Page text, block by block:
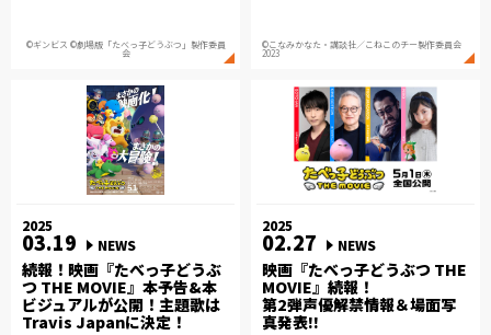
©ギンビス ©劇場版「たべっ子どうぶつ」製作委員
会
©こなみかなた・講談社／こねこのチー製作委員会
2023
2025
03.19 NEWS
続報！映画『たべっ子どうぶ
つ THE MOVIE』本予告&本
ビジュアルが公開！主題歌は
Travis Japanに決定！
2025
02.27 NEWS
映画『たべっ子どうぶつ THE
MOVIE』続報！
第2弾声優解禁情報＆場面写
真発表!!